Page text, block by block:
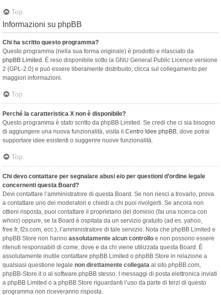
Top
Informazioni su phpBB
Chi ha scritto questo programma?
Questo programma (nella sua forma originale) è prodotto e rilasciato da
phpBB Limited . È reso disponibile sotto la GNU General Public Licence versione
2 (GPL-2.0) e può essere liberamente distribuito; clicca sul collegamento per
maggiori informazioni.
Top
Perché la caratteristica X non è disponibile?
Questo programma è stato scritto da phpBB Limited. Se credi che ci sia bisogno
di aggiungere una nuova funzionalità, visita il Centro Idee phpBB, dove potrai
supportare idee esistenti o suggerire nuove funzionalità.
Top
Chi devo contattare per segnalare abusi e/o per questioni d’ordine legale
concernenti questa Board?
Devi contattare l’amministratore di questa Board. Se non riesci a trovarlo, prova
a contattare uno dei moderatori e chiedi a chi puoi rivolgerti. Se ancora non
ottieni risposta, puoi contattare il proprietario del dominio (fai una ricerca con
whois) oppure, se la Board è ospitata da un servizio gratuito (ad es. yahoo,
free.fr, f2s.com, ecc.), l’amministratore di tale servizio. Nota che phpBB Limited e
phpBB Store non hanno assolutamente alcun controllo e non possono essere
ritenuti responsabili di come, dove e da chi viene utilizzata questa Board. È
assolutamente inutile contattare phpBB Limited o phpBB Store in relazione a
qualsiasi questione legale non direttamente collegata al sito phpBB.com,
phpBB-Store.it o al software phpBB stesso. I messaggi di posta elettronica inviati
a phpBB Limited o a phpBB Store riguardanti l’uso da parte di terzi di questo
programma non riceveranno risposta.